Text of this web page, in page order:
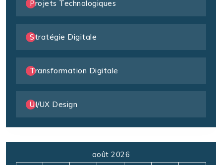
Projets Technologiques
Stratégie Digitale
Transformation Digitale
UI/UX Design
août 2026